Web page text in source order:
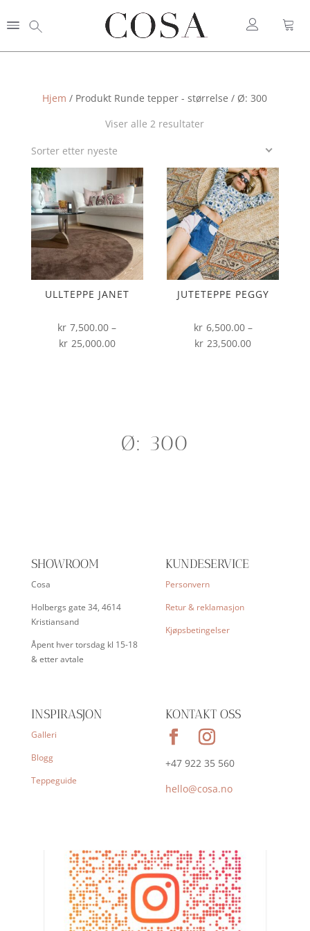
Hjem / Produkt Runde tepper - størrelse / Ø: 300
Viser alle 2 resultaterSortert
Sorter etter nyeste
ULLTEPPE JANET
kr 7,500.00 –
kr 25,000.00Prisområde:
JUTETEPPE PEGGY
kr 6,500.00 –
kr 23,500.00Prisområde:
Ø: 300
SHOWROOM
Cosa
Holbergs gate 34, 4614
Kristiansand
Åpent hver torsdag kl 15-18
& etter avtale
KUNDESERVICE
Personvern
Retur & reklamasjon
Kjøpsbetingelser
INSPIRASJON
Galleri
Blogg
Teppeguide
KONTAKT OSS
+47 922 35 560
hello@cosa.no